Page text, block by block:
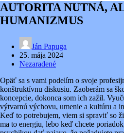
AUTORITA NUTNÁ,
HUMANIZMUS
Ján Papuga
25. mája 2024
Nezaradené
Opäť sa s vami podelím o svoje
konštruktívnu diskusiu. Zaoberám sa
koncepcie, dokonca som ich zažil.
výtvarnú výchovu, umenie a kultúru a
Keď to potrebujem, viem si spraviť so
ma to energiu, lebo keď chcete